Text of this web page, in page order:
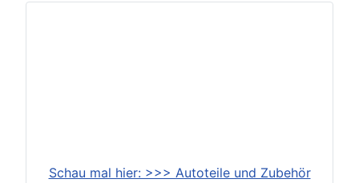
Schau mal hier: >>> Autoteile und Zubehör